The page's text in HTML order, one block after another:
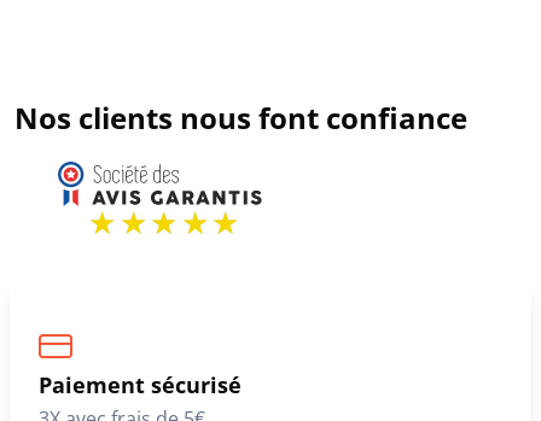
Nos clients nous font confiance
Paiement sécurisé